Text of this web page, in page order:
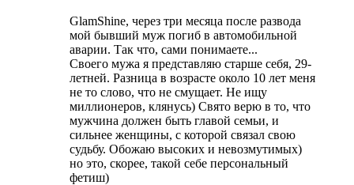
GlamShine, через три месяца после развода
мой бывший муж погиб в автомобильной
аварии. Так что, сами понимаете...
Своего мужа я представляю старше себя, 29-
летней. Разница в возрасте около 10 лет меня
не то слово, что не смущает. Не ищу
миллионеров, клянусь) Свято верю в то, что
мужчина должен быть главой семьи, и
сильнее женщины, с которой связал свою
судьбу. Обожаю высоких и невозмутимых)
но это, скорее, такой себе персональный
фетиш)